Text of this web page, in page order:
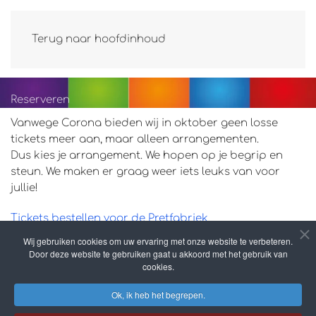
Wij gebruiken cookies om uw ervaring met onze website te verbeteren.
Door deze website te gebruiken gaat u akkoord met het gebruik van
cookies.
Ok, ik heb het begrepen.
Terug naar hoofdinhoud
Reserveren
Vanwege Corona bieden wij in oktober geen losse
tickets meer aan, maar alleen arrangementen.
Dus kies je arrangement. We hopen op je begrip en
steun. We maken er graag weer iets leuks van voor
jullie!
Tickets bestellen voor de Pretfabriek
Tickets bestellen voor de Golf in the Dark
Meld je aan voor onze nieuwsbrief!